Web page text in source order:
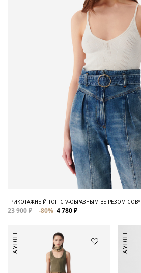
ТРИКОТАЖНЫЙ ТОП С V-ОБРАЗНЫМ ВЫРЕЗОМ COBY
23 900 ₽ -80% 4 780 ₽
АУТЛЕТ АУТЛЕТ